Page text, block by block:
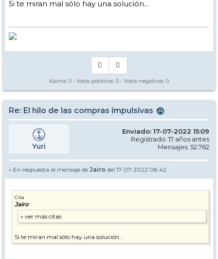
Si te miran mal sólo hay una solución...
Karma: 0 - Votos positivos: 0 - Votos negativos: 0
Re: El hilo de las compras impulsivas
Yuri
Enviado: 17-07-2022 15:09
Registrado: 17 años antes
Mensajes: 52.762
» En respuesta al mensaje de Jairo del 17-07-2022 08:42
Cita
Jairo
Si te miran mal sólo hay una solución...